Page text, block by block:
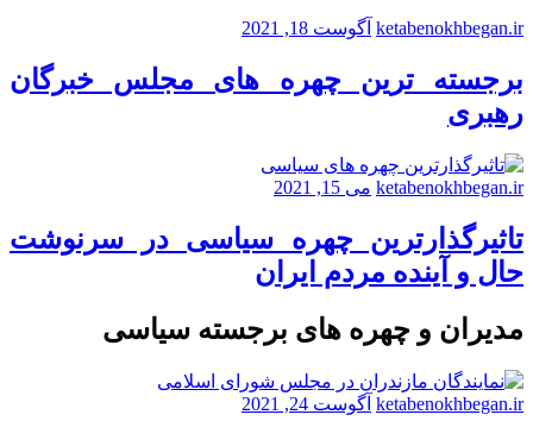
ketabenokhbegan.ir آگوست 18, 2021
برجسته ترین چهره های مجلس خبرگان
رهبری
ketabenokhbegan.ir می 15, 2021
تاثیرگذارترین چهره سیاسی در سرنوشت
حال و آینده مردم ایران
مدیران و چهره های برجسته سیاسی
ketabenokhbegan.ir آگوست 24, 2021